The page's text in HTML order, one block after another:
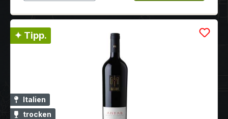
✦ Tipp.
Italien
trocken